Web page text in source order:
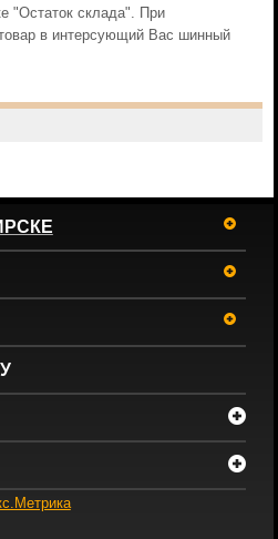
"Остаток склада". При
в интерсующий Вас шинный